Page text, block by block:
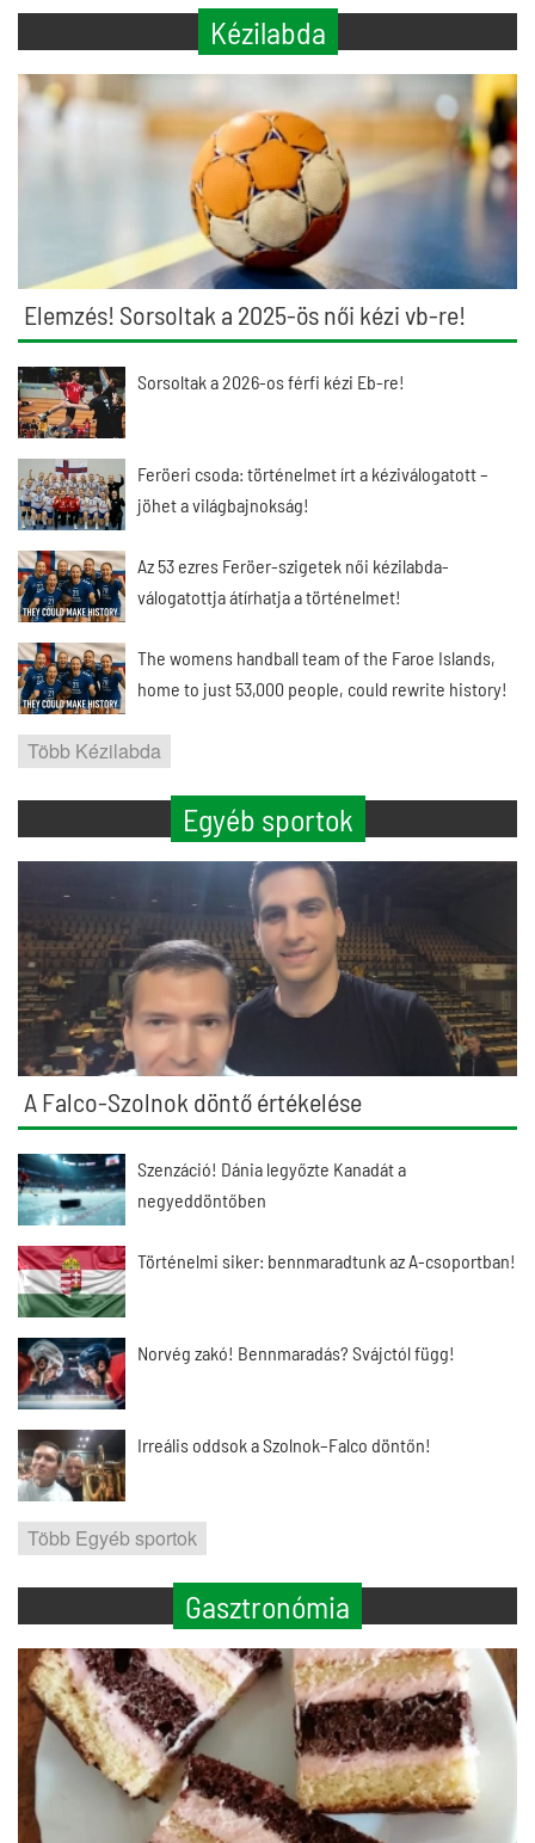
Kézilabda
Elemzés! Sorsoltak a 2025-ös női kézi vb-re!
Sorsoltak a 2026-os férfi kézi Eb-re!
Feröeri csoda: történelmet írt a kéziválogatott –
jöhet a világbajnokság!
Az 53 ezres Feröer-szigetek női kézilabda-
válogatottja átírhatja a történelmet!
The womens handball team of the Faroe Islands,
home to just 53,000 people, could rewrite history!
Több Kézilabda
Egyéb sportok
A Falco-Szolnok döntő értékelése
Szenzáció! Dánia legyőzte Kanadát a
negyeddöntőben
Történelmi siker: bennmaradtunk az A-csoportban!
Norvég zakó! Bennmaradás? Svájctól függ!
Irreális oddsok a Szolnok–Falco döntőn!
Több Egyéb sportok
Gasztronómia